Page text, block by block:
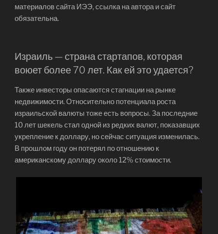
материалов сайта ИЭЭ, ссылка на автора и сайт
обязательна.
Израиль — страна стартапов, которая
воюет более 70 лет. Как ей это удается?
Также инвесторы опасаются стагнации на рынке
недвижимости. Относительно потенциала роста
израильской валюты тоже есть вопросы. За последние
10 лет шекель стал одной из редких валют, показавщих
укрепление к доллару, но сейчас ситуация изменилась.
В прошлом году он потерял по отношению к
американскому доллару около 12% стоимости.